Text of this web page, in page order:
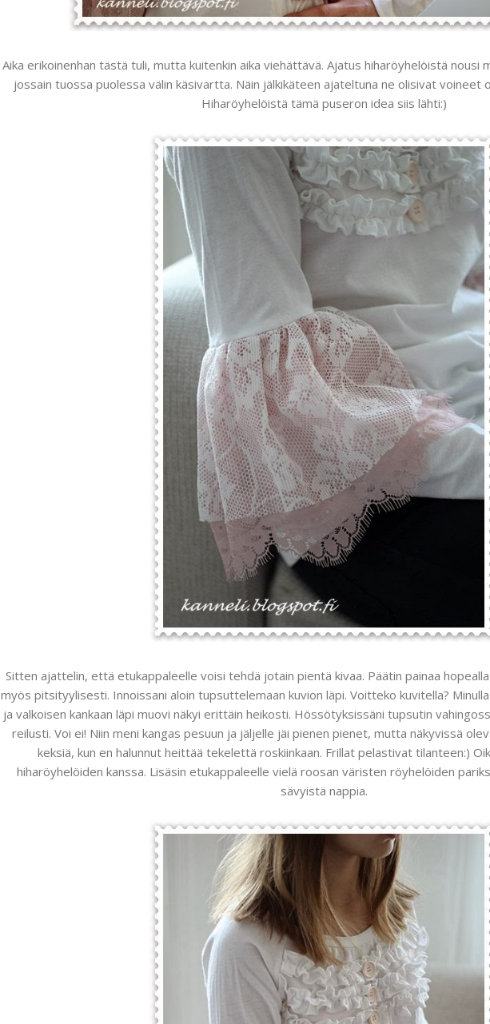
Aika erikoinenhan tästä tuli, mutta kuitenkin aika viehättävä. Ajatus hiharöyhelöistä nousi
jossain tuossa puolessa välin käsivartta. Näin jälkikäteen ajateltuna ne olisivat voineet
Hiharöyhelöistä tämä puseron idea siis lähti:)
Sitten ajattelin, että etukappaleelle voisi tehdä jotain pientä kivaa. Päätin painaa
myös pitsityylisesti. Innoissani aloin tupsuttelemaan kuvion läpi. Voitteko kuvitella?
ja valkoisen kankaan läpi muovi näkyi erittäin heikosti. Hössötyksissäni tupsutin
reilusti. Voi ei! Niin meni kangas pesuun ja jäljelle jäi pienen pienet, mutta näkyvissä
keksiä, kun en halunnut heittää tekelettä roskiinkaan. Frillat pelastivat tilanteen:)
hiharöyhelöiden kanssa. Lisäsin etukappaleelle vielä roosan väristen röyhelöiden
sävyistä nappia.